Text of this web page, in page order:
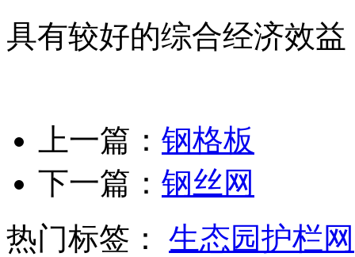
具有较好的综合经济效益
上一篇： 钢格板
下一篇： 钢丝网
热门标签：
生态园护栏网